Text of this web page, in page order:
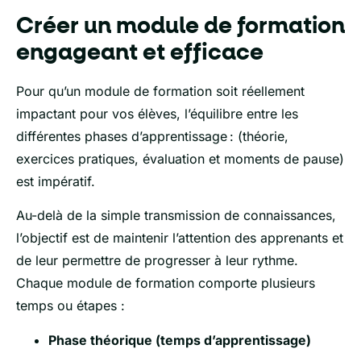
Créer un module de formation
engageant et efficace
Pour qu’un module de formation soit réellement
impactant pour vos élèves, l’équilibre entre les
différentes phases d’apprentissage : (théorie,
exercices pratiques, évaluation et moments de pause)
est impératif.
Au-delà de la simple transmission de connaissances,
l’objectif est de maintenir l’attention des apprenants et
de leur permettre de progresser à leur rythme.
Chaque module de formation comporte plusieurs
temps ou étapes :
Phase théorique (temps d’apprentissage)